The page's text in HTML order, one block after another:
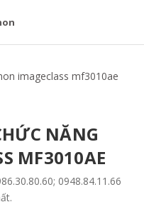
NĂNG
MF3010AE
0948.84.11.66